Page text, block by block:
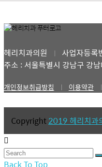
헤리치과의원 사업자등
주소 : 서울특별시 강남구 강
개인정보취급방침 이용약관
Copyright 2019 헤리치과
Back To Top